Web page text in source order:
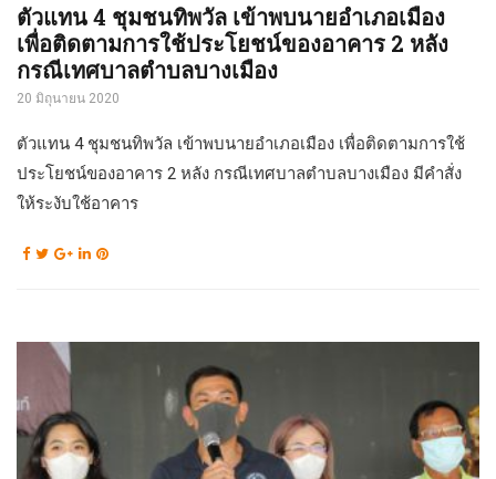
ตัวแทน 4 ชุมชนทิพวัล เข้าพบนายอำเภอเมือง
เพื่อติดตามการใช้ประโยชน์ของอาคาร 2 หลัง
กรณีเทศบาลตำบลบางเมือง
20 มิถุนายน 2020
ตัวแทน 4 ชุมชนทิพวัล เข้าพบนายอำเภอเมือง เพื่อติดตามการใช้
ประโยชน์ของอาคาร 2 หลัง กรณีเทศบาลตำบลบางเมือง มีคำสั่ง
ให้ระงับใช้อาคาร